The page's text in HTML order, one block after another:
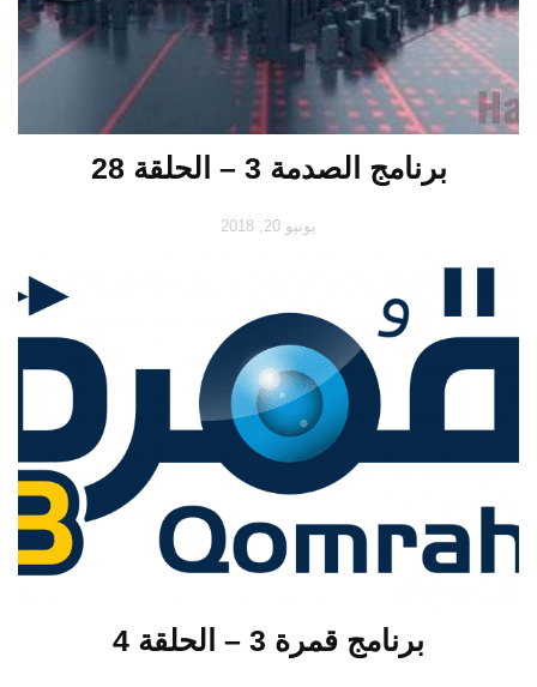
برنامج الصدمة 3 – الحلقة 28
يونيو 20, 2018
برنامج قمرة 3 – الحلقة 4